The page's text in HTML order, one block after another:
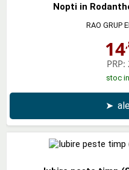
Nopti in
RAO GRUP
14
PRP:
stoc
➤